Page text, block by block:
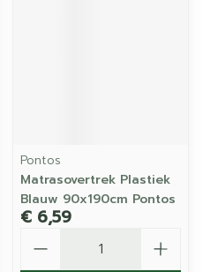
Pontos
Matrasovertrek Plastiek
Blauw 90x190cm Pontos
€ 6,59